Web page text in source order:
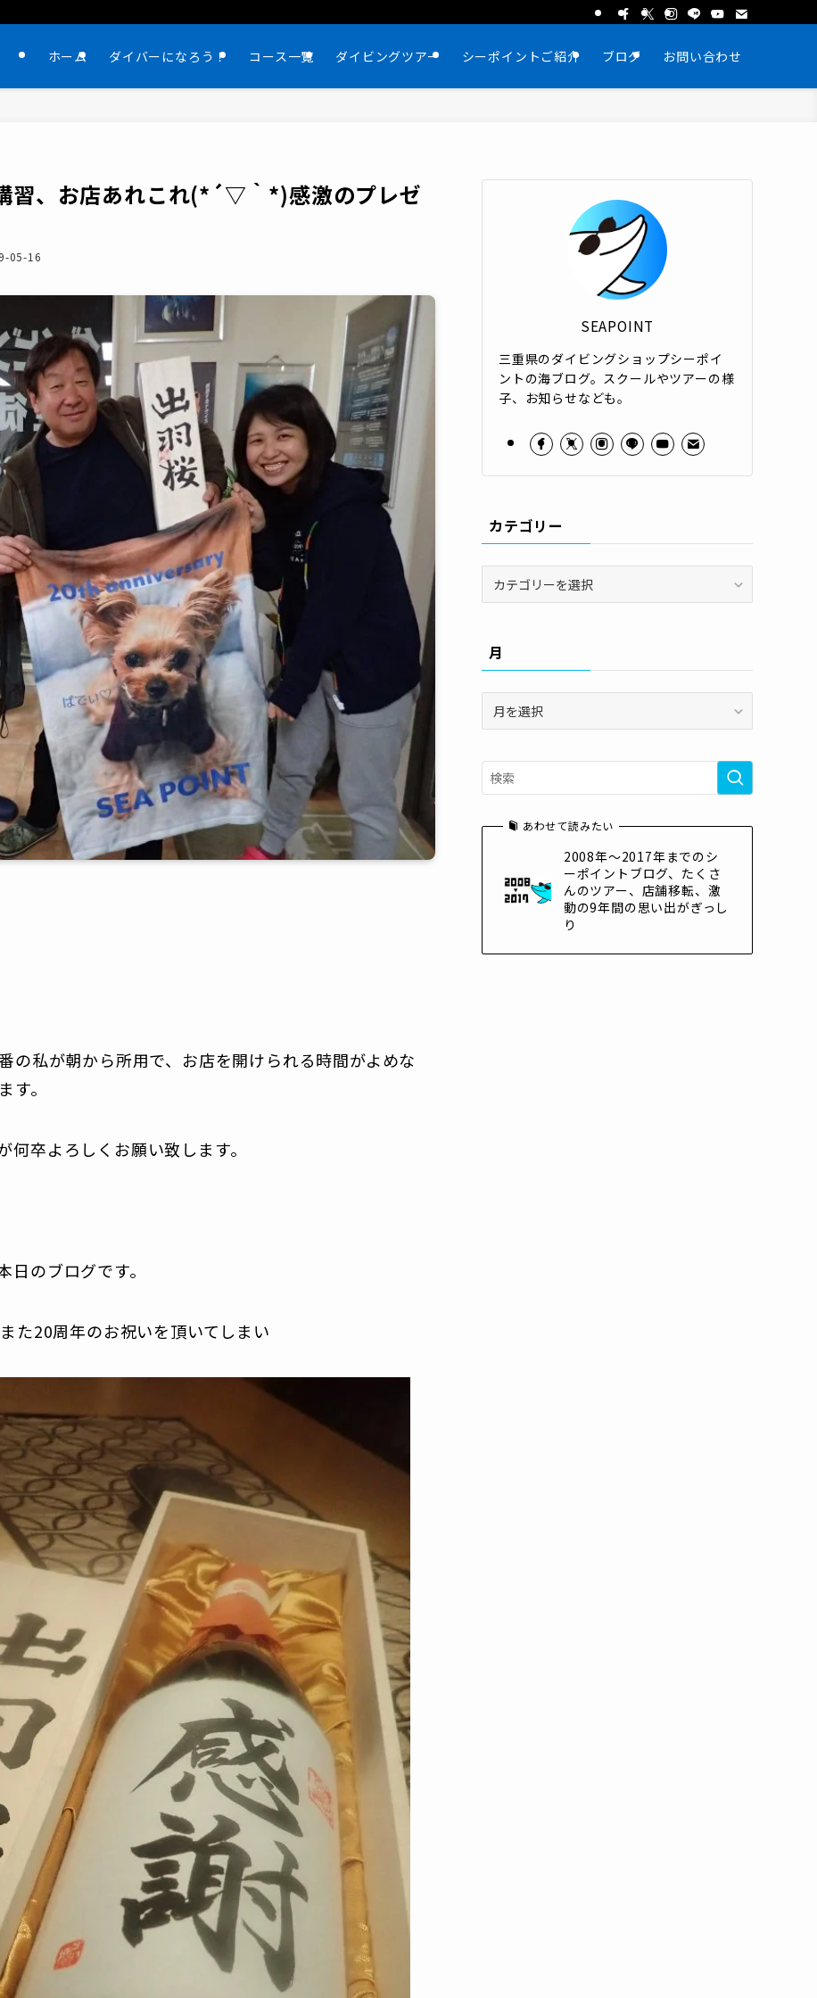
ホーム ダイバーになろう！ コース一覧 ダイビングツアー シーポイントご紹介 ブログ お問い合わせ
習、お店あれこれ(*´▽｀*)感激のプレゼ
05-16
の私が朝から所用で、お店を開けられる時間がよめな
。
卒よろしくお願い致します。
のブログです。
た20周年のお祝いを頂いてしまい
SEAPOINT
三重県のダイビングショップシーポイ
ントの海ブログ。スクールやツアーの様
子、お知らせなども。
カテゴリー
ー
月
あわせて読みたい
2008年～2017年までのシ
ーポイントブログ、たくさ
んのツアー、店舗移転、激
動の9年間の思い出がぎっし
り